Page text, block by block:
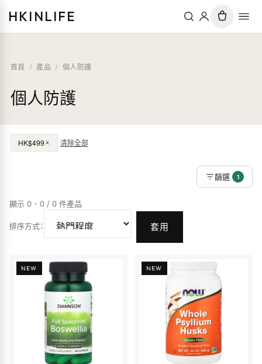
HKINLIFE
首頁 / 產品 / 個人防護
個人防護
HK$499 清除全部
篩選 1
顯示 0 - 0 / 0 件產品
排序方式： 套用
NEW NEW